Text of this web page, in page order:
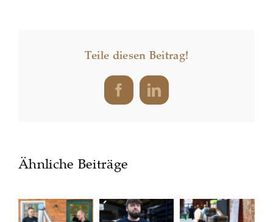
Teile diesen Beitrag!
FacebookLinkedIn
Ähnliche Beiträge